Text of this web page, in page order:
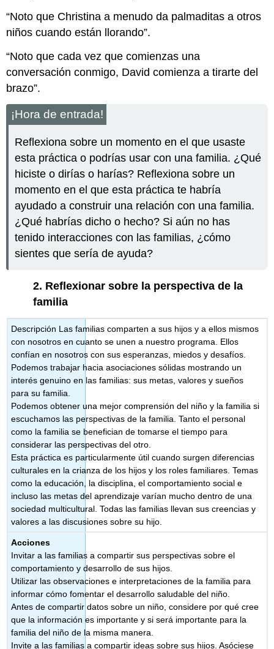
“Noto que Christina a menudo da palmaditas a otros
niños cuando están llorando”.
“Noto que cada vez que comienzas una
conversación conmigo, David comienza a tirarte del
brazo”.
¡Hora de entrada!
Reflexiona sobre un momento en el que usaste
esta práctica o podrías usar con una familia. ¿Qué
hiciste o dirías o harías? Reflexiona sobre un
momento en el que esta práctica te habría
ayudado a construir una relación con una familia.
¿Qué habrías dicho o hecho? Si aún no has
tenido interacciones con las familias, ¿cómo
sientes que sería de ayuda?
2. Reflexionar sobre la perspectiva de la
familia
Descripción Las familias comparten a sus hijos y a ellos mismos
con nosotros en cuanto se unen a nuestro programa. Ellos
confían en nosotros con sus esperanzas, miedos y desafíos.
Podemos trabajar hacia asociaciones sólidas mostrando un
interés genuino en las familias: sus metas, valores y sueños
para su familia.
Podemos obtener una mejor comprensión del niño y la familia si
escuchamos las perspectivas de la familia. Tanto el personal
como la familia se benefician de tomarse el tiempo para
considerar las perspectivas del otro.
Esta práctica es particularmente útil cuando surgen diferencias
culturales en la crianza de los hijos y los roles familiares. Temas
como la educación, la disciplina, el comportamiento social e
incluso las metas del aprendizaje varían mucho dentro de una
sociedad multicultural. Todas las familias llevan sus creencias y
valores a las discusiones sobre su hijo.
Acciones
Invitar a las familias a compartir sus perspectivas sobre el
comportamiento y desarrollo de sus hijos.
Utilizar las observaciones e interpretaciones de la familia para
informar cómo fomentar el desarrollo saludable del niño.
Antes de compartir datos sobre un niño, considere por qué cree
que la información es importante y si será importante para la
familia del niño de la misma manera.
Invite a las familias a compartir ideas sobre sus hijos. Asóciese